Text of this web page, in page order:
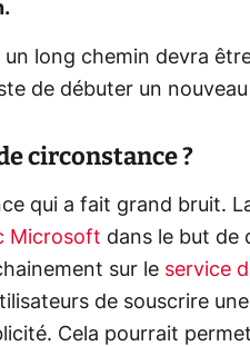
un long chemin devra
de débuter un
circonstance ?
qui a fait grand bruit.
Microsoft dans le but de
sur le service
de souscrire
Cela pourrait